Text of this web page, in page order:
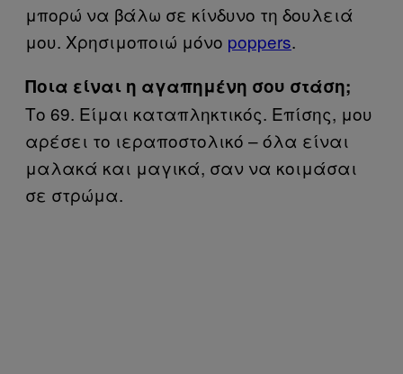
μπορώ να βάλω σε κίνδυνο τη δουλειά
μου. Χρησιμοποιώ μόνο poppers.
Ποια είναι η αγαπημένη σου στάση;
Το 69. Είμαι καταπληκτικός. Επίσης, μου
αρέσει το ιεραποστολικό – όλα είναι
μαλακά και μαγικά, σαν να κοιμάσαι
σε στρώμα.